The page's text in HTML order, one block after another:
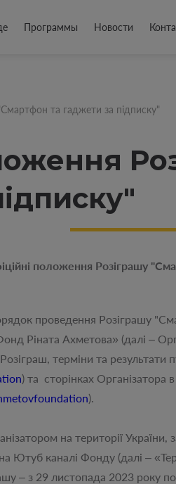
Программы Новости
та гаджети за підписку"
положення Розіграшу
проведення Розіграшу
Ріната Ахметова» (далі –
терміни та результати
) та сторінках Організатора
).
на території України,
Ютуб каналі Фонду (далі –
з 29 листопада 2023 року